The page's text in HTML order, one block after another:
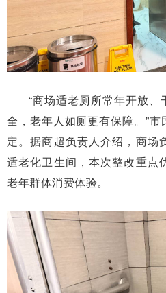
“商场适老厕所常年开放
全，老年人如厕更有保障。”
定。据商超负责人介绍，商场
适老化卫生间，本次整改重点
老年群体消费体验。